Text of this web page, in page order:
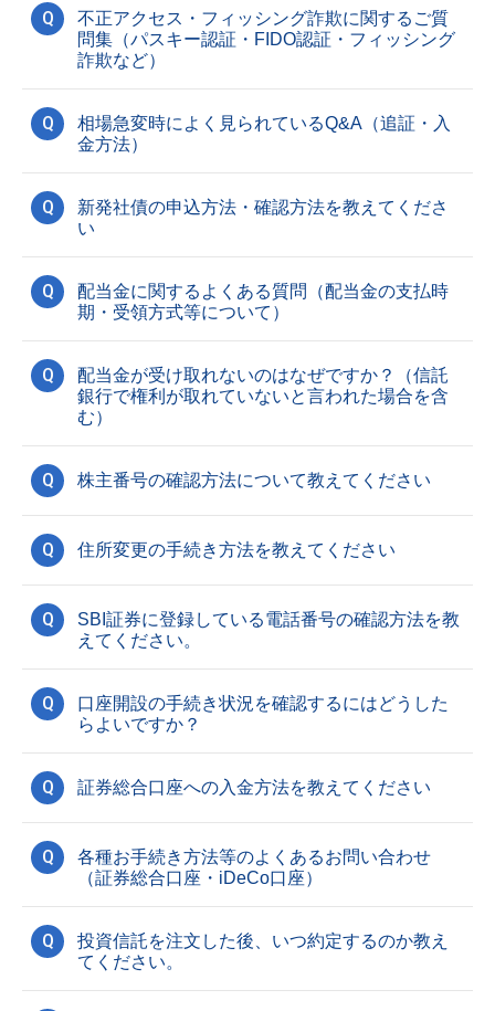
Q
不正アクセス・フィッシング詐欺に関するご質
問集（パスキー認証・FIDO認証・フィッシング
詐欺など）
Q
相場急変時によく見られているQ&A（追証・入
金方法）
Q
新発社債の申込方法・確認方法を教えてくださ
い
Q
配当金に関するよくある質問（配当金の支払時
期・受領方式等について）
Q
配当金が受け取れないのはなぜですか？（信託
銀行で権利が取れていないと言われた場合を含
む）
Q 株主番号の確認方法について教えてください
Q 住所変更の手続き方法を教えてください
Q
SBI証券に登録している電話番号の確認方法を教
えてください。
Q
口座開設の手続き状況を確認するにはどうした
らよいですか？
Q 証券総合口座への入金方法を教えてください
Q
各種お手続き方法等のよくあるお問い合わせ
（証券総合口座・iDeCo口座）
Q
投資信託を注文した後、いつ約定するのか教え
てください。